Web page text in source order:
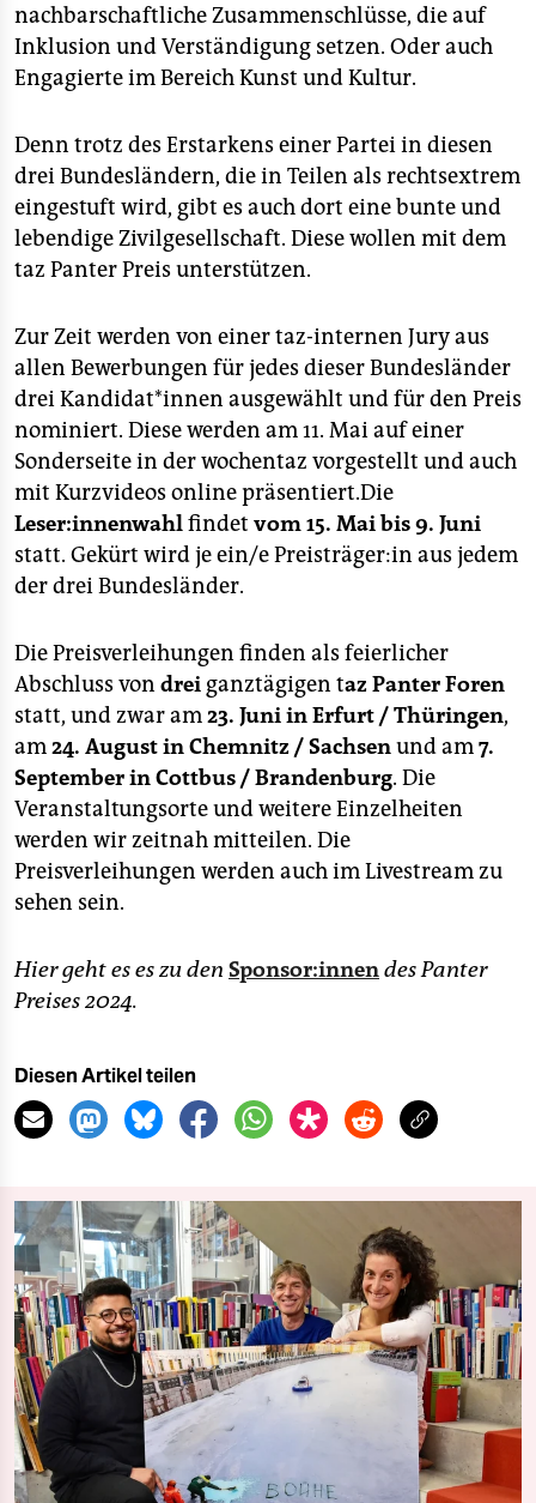
nachbarschaftliche Zusammenschlüsse, die auf
Inklusion und Verständigung setzen. Oder auch
Engagierte im Bereich Kunst und Kultur.
Denn trotz des Erstarkens einer Partei in diesen
drei Bundesländern, die in Teilen als rechtsextrem
eingestuft wird, gibt es auch dort eine bunte und
lebendige Zivilgesellschaft. Diese wollen mit dem
taz Panter Preis unterstützen.
Zur Zeit werden von einer taz-internen Jury aus
allen Bewerbungen für jedes dieser Bundesländer
drei Kandidat*innen ausgewählt und für den Preis
nominiert. Diese werden am 11. Mai auf einer
Sonderseite in der wochentaz vorgestellt und auch
mit Kurzvideos online präsentiert.Die
Leser:innenwahlfindet vom 15. Mai bis 9. Juni
statt. Gekürt wird je ein/e Preisträger:in aus jedem
der drei Bundesländer.
Die Preisverleihungen finden als feierlicher
Abschluss von drei ganztägigen taz Panter Foren
statt, und zwar am23. Juni in Erfurt / Thüringen,
am24. August in Chemnitz / Sachsenund am7.
September in Cottbus / Brandenburg. Die
Veranstaltungsorte und weitere Einzelheiten
werden wir zeitnah mitteilen. Die
Preisverleihungen werden auch im Livestream zu
sehen sein.
Hier geht es es zu den Sponsor:innendes Panter
Preises 2024.
Diesen Artikel teilen